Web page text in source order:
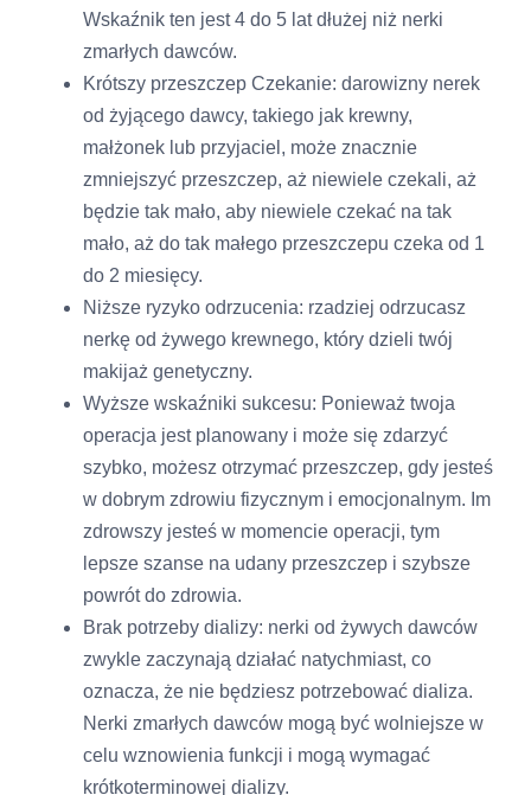
Wskaźnik ten jest 4 do 5 lat dłużej niż nerki
zmarłych dawców.
Krótszy przeszczep Czekanie: darowizny nerek
od żyjącego dawcy, takiego jak krewny,
małżonek lub przyjaciel, może znacznie
zmniejszyć przeszczep, aż niewiele czekali, aż
będzie tak mało, aby niewiele czekać na tak
mało, aż do tak małego przeszczepu czeka od 1
do 2 miesięcy.
Niższe ryzyko odrzucenia: rzadziej odrzucasz
nerkę od żywego krewnego, który dzieli twój
makijaż genetyczny.
Wyższe wskaźniki sukcesu: Ponieważ twoja
operacja jest planowany i może się zdarzyć
szybko, możesz otrzymać przeszczep, gdy jesteś
w dobrym zdrowiu fizycznym i emocjonalnym. Im
zdrowszy jesteś w momencie operacji, tym
lepsze szanse na udany przeszczep i szybsze
powrót do zdrowia.
Brak potrzeby dializy: nerki od żywych dawców
zwykle zaczynają działać natychmiast, co
oznacza, że ​​nie będziesz potrzebować dializa.
Nerki zmarłych dawców mogą być wolniejsze w
celu wznowienia funkcji i mogą wymagać
krótkoterminowej dializy.